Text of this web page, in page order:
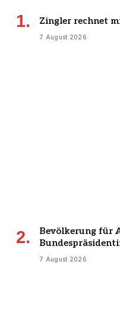
Zingler rechnet
7 August 2026
Bevölkerung für
7 August 2026